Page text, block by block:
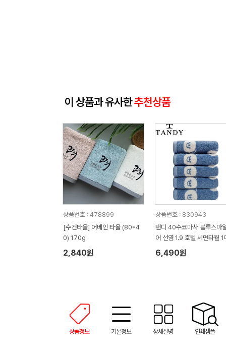
이 상품과 유사한추천상품
상품번호 : 478899
[수건타올] 어베인 타올 (80*4
0) 170g
2,840원
상품번호 : 830943
탠디 40수코마사 블루스마
어 선염 1.9 호텔 세면타월 1
6,490원
상품정보 기본정보 상세설명 인쇄샘플